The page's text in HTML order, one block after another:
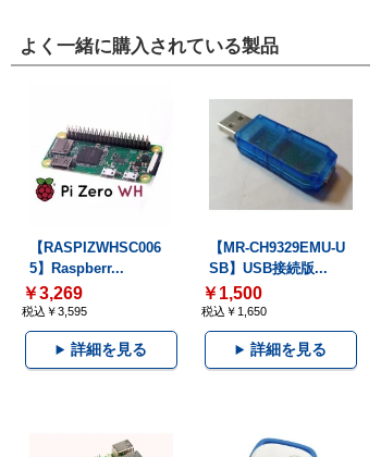
よく一緒に購入されている製品
【RASPIZWHSC006
5】Raspberr...
￥3,269
税込￥3,595
詳細を見る
【MR-CH9329EMU-U
SB】USB接続版...
￥1,500
税込￥1,650
詳細を見る